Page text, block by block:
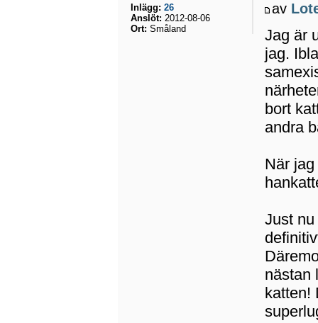
av
Jag är
jag.
bort
andra
När
Just
nästan
katten!
Inlägg: 26
Anslöt: 2012-08-06
Ort: Småland